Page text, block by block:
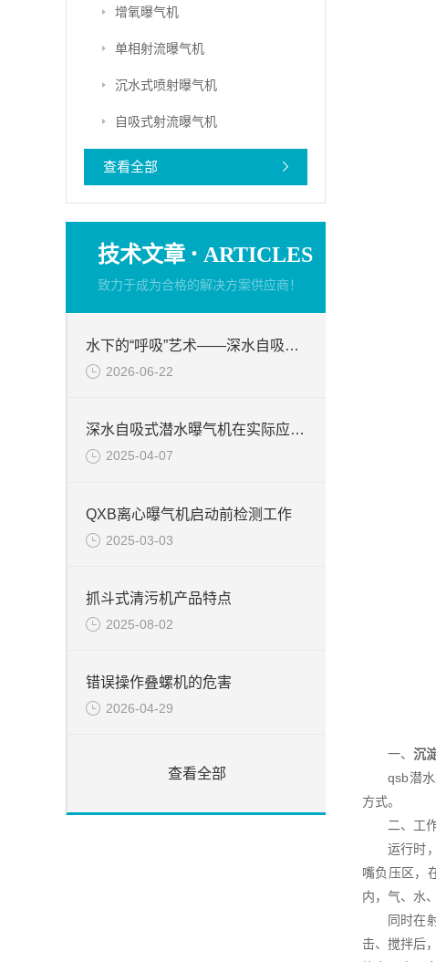
增氧曝气机
单相射流曝气机
沉水式喷射曝气机
自吸式射流曝气机
查看全部
技术文章 · ARTICLES
致力于成为合格的解决方案供应商！
水下的“呼吸”艺术——深水自吸式潜水曝气机的技术原理与核心优势
2026-06-22
深水自吸式潜水曝气机在实际应用场景中的性能优势
2025-04-07
QXB离心曝气机启动前检测工作
2025-03-03
抓斗式清污机产品特点
2025-08-02
错误操作叠螺机的危害
2026-04-29
查看全部
一、 沉
qsb潜水射
方式。
二、工作
运行时，
嘴负压区，
内，气、水
同时在射
击、搅拌后